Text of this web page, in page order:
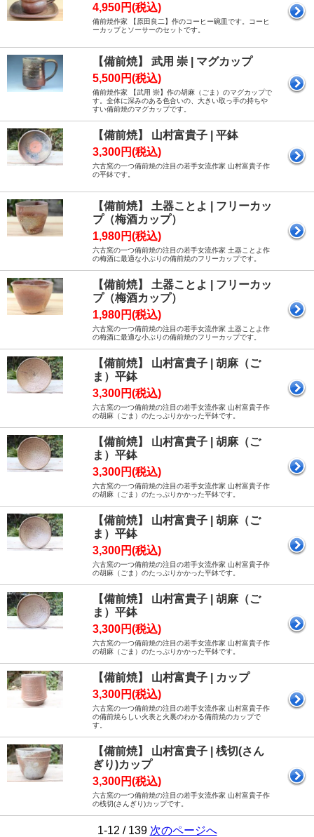
4,950円(税込)
備前焼作家 【原田良二】作のコーヒー碗皿です。コーヒ
ーカップとソーサーのセットです。
【備前焼】 武用 崇 | マグカップ
5,500円(税込)
備前焼作家 【武用 崇】作の胡麻（ごま）のマグカップで
す。全体に深みのある色合いの、大きい取っ手の持ちや
すい備前焼のマグカップです。
【備前焼】 山村富貴子 | 平鉢
3,300円(税込)
六古窯の一つ備前焼の注目の若手女流作家 山村富貴子作
の平鉢です。
【備前焼】 土器ことよ | フリーカッ
プ（梅酒カップ）
1,980円(税込)
六古窯の一つ備前焼の注目の若手女流作家 土器ことよ作
の梅酒に最適な小ぶりの備前焼のフリーカップです。
【備前焼】 土器ことよ | フリーカッ
プ（梅酒カップ）
1,980円(税込)
六古窯の一つ備前焼の注目の若手女流作家 土器ことよ作
の梅酒に最適な小ぶりの備前焼のフリーカップです。
【備前焼】 山村富貴子 | 胡麻（ご
ま）平鉢
3,300円(税込)
六古窯の一つ備前焼の注目の若手女流作家 山村富貴子作
の胡麻（ごま）のたっぷりかかった平鉢です。
【備前焼】 山村富貴子 | 胡麻（ご
ま）平鉢
3,300円(税込)
六古窯の一つ備前焼の注目の若手女流作家 山村富貴子作
の胡麻（ごま）のたっぷりかかった平鉢です。
【備前焼】 山村富貴子 | 胡麻（ご
ま）平鉢
3,300円(税込)
六古窯の一つ備前焼の注目の若手女流作家 山村富貴子作
の胡麻（ごま）のたっぷりかかった平鉢です。
【備前焼】 山村富貴子 | 胡麻（ご
ま）平鉢
3,300円(税込)
六古窯の一つ備前焼の注目の若手女流作家 山村富貴子作
の胡麻（ごま）のたっぷりかかった平鉢です。
【備前焼】 山村富貴子 | カップ
3,300円(税込)
六古窯の一つ備前焼の注目の若手女流作家 山村富貴子作
の備前焼らしい火表と火裏のわかる備前焼のカップで
す。
【備前焼】 山村富貴子 | 桟切(さん
ぎり)カップ
3,300円(税込)
六古窯の一つ備前焼の注目の若手女流作家 山村富貴子作
の桟切(さんぎり)カップです。
1-12 / 139 次のページへ